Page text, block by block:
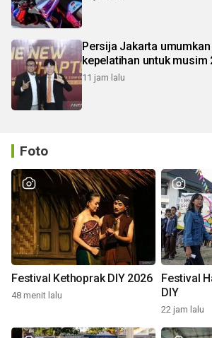
Persija Jakarta
kepelatihan untuk musim
11 jam lalu
Foto
Festival Kethoprak DIY 2026
48 menit lalu
Festival
DIY
22 jam lalu